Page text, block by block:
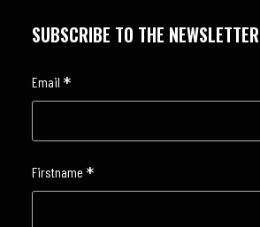
SUBSCRIBE TO THE NEWSLETTER
Email *
Firstname *